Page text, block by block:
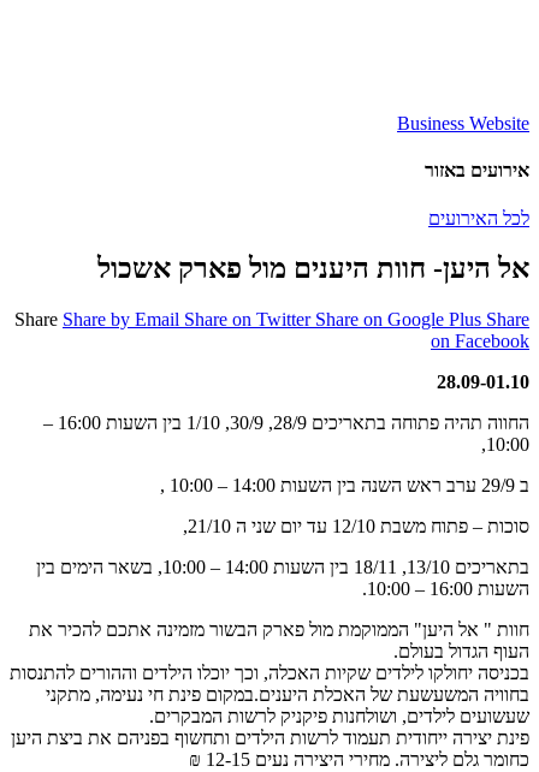
Business Website
אירועים באזור
לכל האירועים
אל היען- חוות היענים מול פארק אשכול
Share Share by Email Share on Twitter Share on Google Plus Share
on Facebook
28.09-01.10
החווה תהיה פתוחה בתאריכים 28/9, 30/9, 1/10 בין השעות 16:00 –
10:00,
ב 29/9 ערב ראש השנה בין השעות 14:00 – 10:00 ,
סוכות – פתוח משבת 12/10 עד יום שני ה 21/10,
בתאריכים 13/10, 18/11 בין השעות 14:00 – 10:00, בשאר הימים בין
השעות 16:00 – 10:00.
חוות " אל היען" הממוקמת מול פארק הבשור מזמינה אתכם להכיר את
העוף הגדול בעולם.
בכניסה יחולקו לילדים שקיות האכלה, וכך יוכלו הילדים וההורים להתנסות
בחוויה המשעשעת של האכלת היענים.במקום פינת חי נעימה, מתקני
שעשועים לילדים, ושולחנות פיקניק לרשות המבקרים.
פינת יצירה ייחודית תעמוד לרשות הילדים ותחשוף בפניהם את ביצת היען
כחומר גלם ליצירה. מחירי היצירה נעים 12-15 ₪